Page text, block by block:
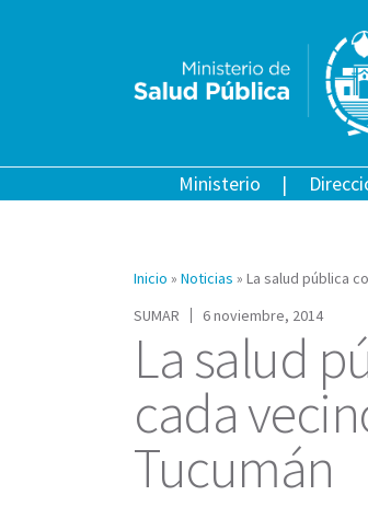
Ministerio
Inicio » Noticias » La salud pública
SUMAR
6 noviembre, 2014
La salud
cada
Tucumán